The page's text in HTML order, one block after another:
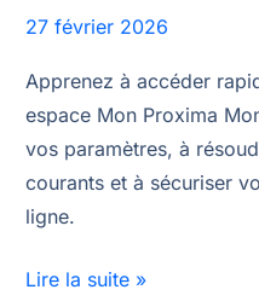
27 février 2026
Apprenez à accéder
espace Mon Proxima
vos paramètres, à
courants et à sécuriser
ligne.
Mon
Lire la suite »